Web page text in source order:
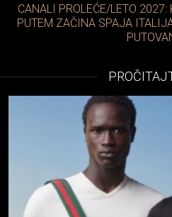
5 STVARI KOJE MORATE
DA BUDETE